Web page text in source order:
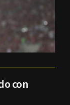
con